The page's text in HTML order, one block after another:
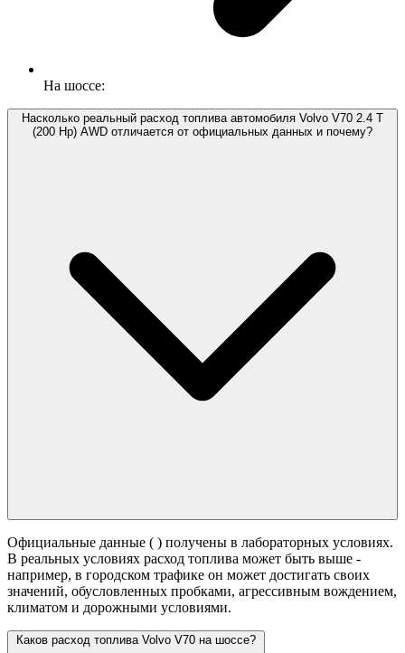
На шоссе:
Насколько реальный расход топлива автомобиля Volvo V70 2.4 T
(200 Hp) AWD отличается от официальных данных и почему?
Официальные данные ( ) получены в лабораторных условиях.
В реальных условиях расход топлива может быть выше -
например, в городском трафике он может достигать своих
значений, обусловленных пробками, агрессивным вождением,
климатом и дорожными условиями.
Каков расход топлива Volvo V70 на шоссе?